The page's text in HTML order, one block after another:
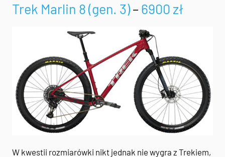
Trek Marlin 8 (gen. 3)– 6900 zł
W kwestii rozmiarówki nikt jednak nie wygra z Trekiem,